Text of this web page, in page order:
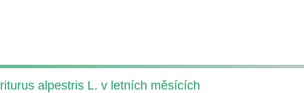
alpestris L. v letních měsících